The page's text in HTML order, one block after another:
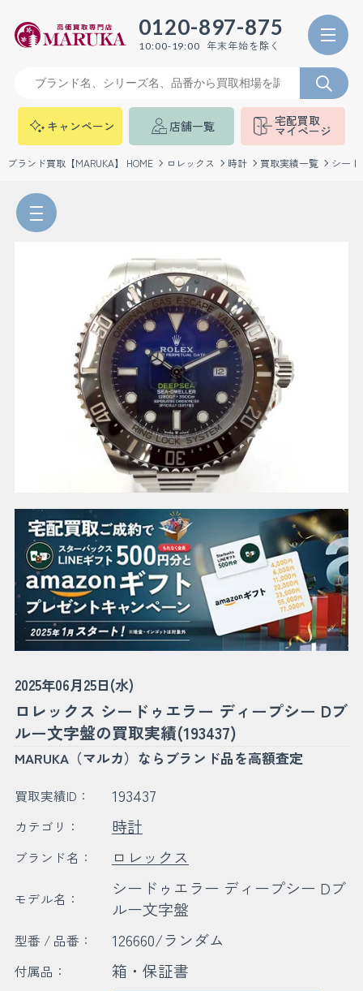
0120-897-875
10:00-19:00 年末年始を除く
キャンペーン 店舗一覧 宅配買取
マイページ
ブランド買取【MARUKA】 HOME ロレックス 時計 買取実績一覧 シー
2025年06月25日(水)
ロレックス シードゥエラー ディープシー Dブ
ルー文字盤の買取実績(193437)
MARUKA（マルカ）ならブランド品を高額査定
買取実績ID： 193437
カテゴリ： 時計
ブランド名： ロレックス
モデル名：
シードゥエラー ディープシー Dブ
ルー文字盤
型番 / 品番： 126660/ランダム
付属品： 箱・保証書